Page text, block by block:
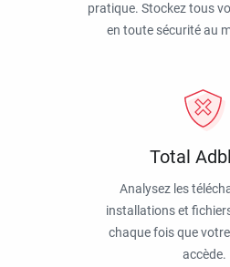
pratique. Stockez tous
en toute sécurité au
Total
Analysez les
installations et
chaque fois que
accède.